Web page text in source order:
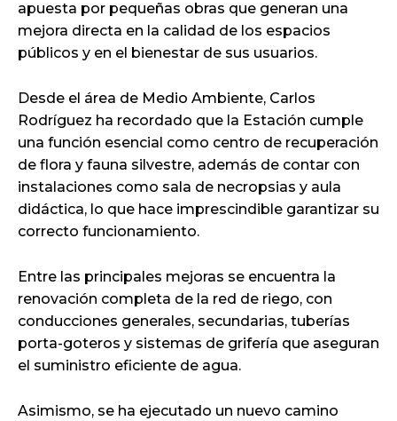
apuesta por pequeñas obras que generan una
mejora directa en la calidad de los espacios
públicos y en el bienestar de sus usuarios.
Desde el área de Medio Ambiente, Carlos
Rodríguez ha recordado que la Estación cumple
una función esencial como centro de recuperación
de flora y fauna silvestre, además de contar con
instalaciones como sala de necropsias y aula
didáctica, lo que hace imprescindible garantizar su
correcto funcionamiento.
Entre las principales mejoras se encuentra la
renovación completa de la red de riego, con
conducciones generales, secundarias, tuberías
porta-goteros y sistemas de grifería que aseguran
el suministro eficiente de agua.
Asimismo, se ha ejecutado un nuevo camino